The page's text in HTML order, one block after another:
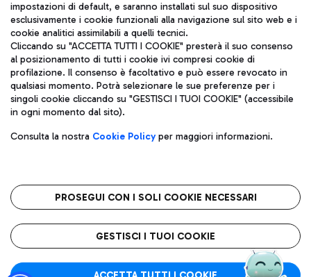
Pizza
Gelateria
Wine Bar & Sparkling
Autobus
Scopri le linee di autobus per raggiungere l'aeroporto
Leonardo Da Vinci.
Raggiungi l’aeroporto senza pensieri con il servizio di taxi a
Ristoranti
Scopri la nostra offerta per una pausa gustosa in aeroporto
Mappa Aeroporto Fiumicino
Aeroporti di Roma S.p.A. - Società soggetta a direzione e
coordinamento di Mundys S.p.A.
Codice fiscale e Registro delle Imprese di Roma 13032990155 P.
IVA 06572251004
Capitale sociale 62.224.743,00 int. vers.
Sede legale: Via Pier Paolo Racchetti 1 - 00054 Fiumicino (RM)
telefono +39 06 65951
Privacy policy
Note legali
Roma FCO
L'aeroporto stellato
impostazioni di default, e saranno installati sul suo dispositivo
esclusivamente i cookie funzionali alla navigazione sul sito web e i
cookie analitici assimilabili a quelli tecnici.
Cliccando su "ACCETTA TUTTI I COOKIE" presterà il suo consenso
al posizionamento di tutti i cookie ivi compresi cookie di
profilazione. Il consenso è facoltativo e può essere revocato in
qualsiasi momento. Potrà selezionare le sue preferenze per i
singoli cookie cliccando su "GESTISCI I TUOI COOKIE" (accessibile
in ogni momento dal sito).
Consulta la nostra Cookie Policyper maggiori informazioni.
PROSEGUI CON I SOLI COOKIE NECESSARI
GESTISCI I TUOI COOKIE